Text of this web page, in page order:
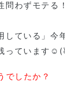
問わずモテ
している」
っています
でしたか？